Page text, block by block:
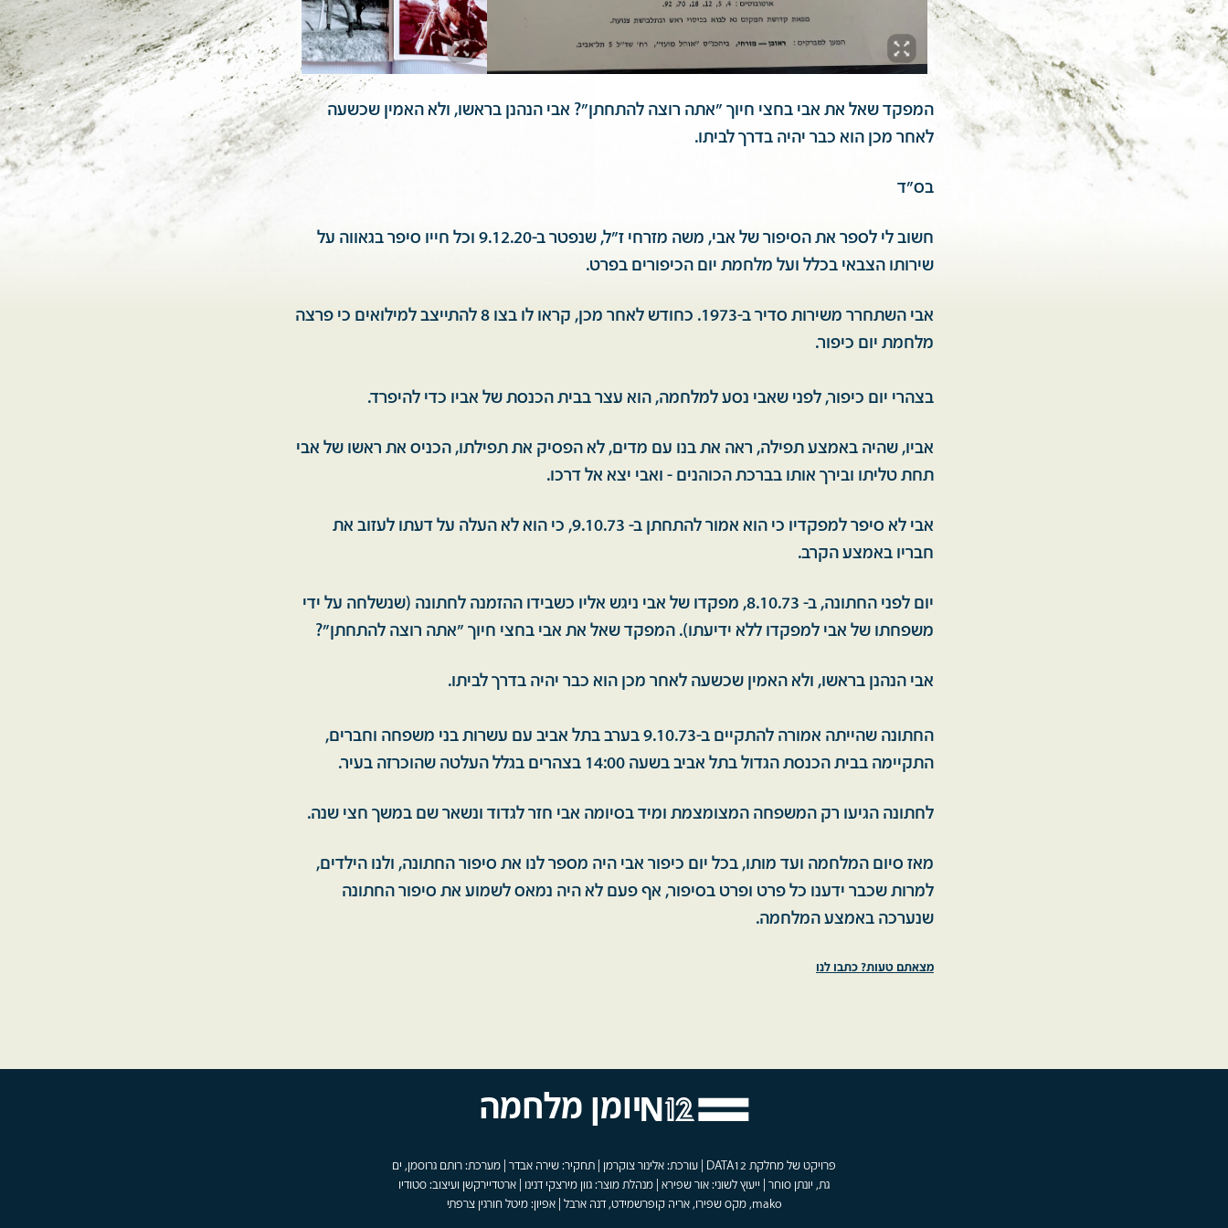
המפקד שאל את אבי בחצי חיוך ״אתה רוצה להתחתן״? אבי הנהנן בראשו, ולא האמין שכשעה
לאחר מכן הוא כבר יהיה בדרך לביתו.
בס״ד
חשוב לי לספר את הסיפור של אבי, משה מזרחי ז״ל, שנפטר ב-9.12.20 וכל חייו סיפר בגאווה על
שירותו הצבאי בכלל ועל מלחמת יום הכיפורים בפרט.
אבי השתחרר משירות סדיר ב-1973. כחודש לאחר מכן, קראו לו בצו 8 להתייצב למילואים כי פרצה
מלחמת יום כיפור.
בצהרי יום כיפור, לפני שאבי נסע למלחמה, הוא עצר בבית הכנסת של אביו כדי להיפרד.
אביו, שהיה באמצע תפילה, ראה את בנו עם מדים, לא הפסיק את תפילתו, הכניס את ראשו של אבי
תחת טליתו ובירך אותו בברכת הכוהנים - ואבי יצא אל דרכו.
אבי לא סיפר למפקדיו כי הוא אמור להתחתן ב- 9.10.73, כי הוא לא העלה על דעתו לעזוב את
חבריו באמצע הקרב.
יום לפני החתונה, ב- 8.10.73, מפקדו של אבי ניגש אליו כשבידו ההזמנה לחתונה (שנשלחה על ידי
משפחתו של אבי למפקדו ללא ידיעתו). המפקד שאל את אבי בחצי חיוך ״אתה רוצה להתחתן״?
אבי הנהנן בראשו, ולא האמין שכשעה לאחר מכן הוא כבר יהיה בדרך לביתו.
החתונה שהייתה אמורה להתקיים ב-9.10.73 בערב בתל אביב עם עשרות בני משפחה וחברים,
התקיימה בבית הכנסת הגדול בתל אביב בשעה 14:00 בצהרים בגלל העלטה שהוכרזה בעיר.
לחתונה הגיעו רק המשפחה המצומצמת ומיד בסיומה אבי חזר לגדוד ונשאר שם במשך חצי שנה.
מאז סיום המלחמה ועד מותו, בכל יום כיפור אבי היה מספר לנו את סיפור החתונה, ולנו הילדים,
למרות שכבר ידענו כל פרט ופרט בסיפור, אף פעם לא היה נמאס לשמוע את סיפור החתונה
שנערכה באמצע המלחמה.
מצאתם טעות? כתבו לנו
יומן מלחמה
פרויקט של מחלקת DATA12 | עורכת: אלינור צוקרמן | תחקיר: שירה אבדר | מערכת: רותם גרוסמן, ים
גת, יונתן סוחר | ייעוץ לשוני: אור שפירא | מנהלת מוצר: גוון מירצקי דנינו | ארטדיירקשן ועיצוב: סטודיו
mako, מקס שפירו, אריה קופרשמידט, דנה ארבל | אפיון: מיטל חורגין צרפתי